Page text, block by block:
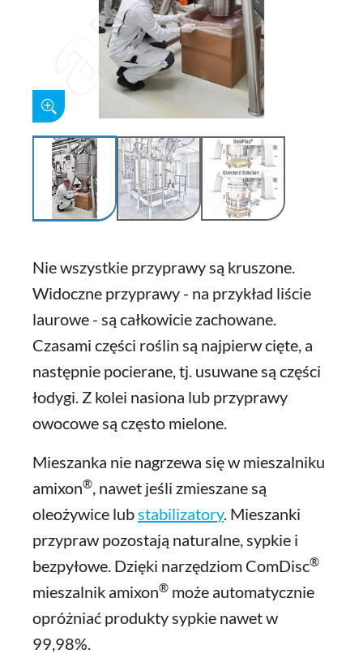
Nie wszystkie przyprawy są kruszone.
Widoczne przyprawy - na przykład liście
laurowe - są całkowicie zachowane.
Czasami części roślin są najpierw cięte, a
następnie pocierane, tj. usuwane są części
łodygi. Z kolei nasiona lub przyprawy
owocowe są często mielone.
Mieszanka nie nagrzewa się w mieszalniku
amixon®, nawet jeśli zmieszane są
oleożywice lubstabilizatory. Mieszanki
przypraw pozostają naturalne, sypkie i
bezpyłowe. Dzięki narzędziom ComDisc®
mieszalnik amixon® może automatycznie
opróżniać produkty sypkie nawet w
99,98%.